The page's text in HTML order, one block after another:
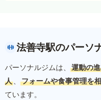
法善寺駅のパーソ
パーソナルジムは、
運動の
人 、 フォームや食事管理を
ています。